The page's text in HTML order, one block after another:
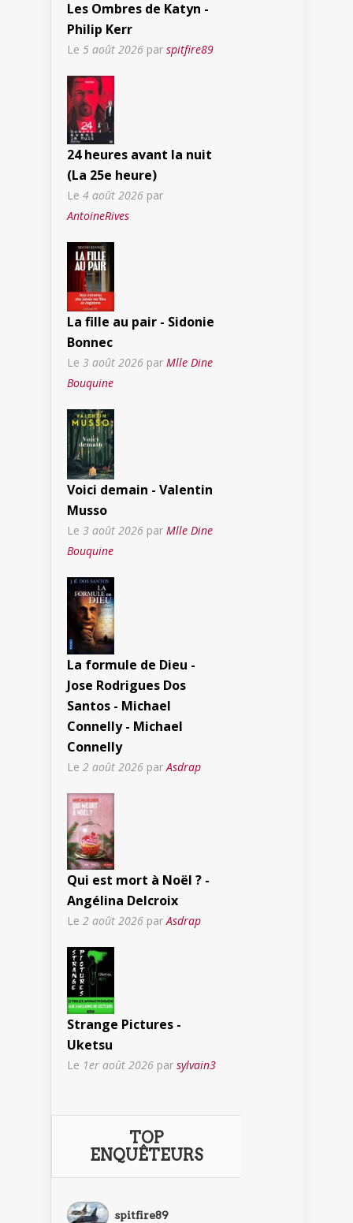
Les Ombres de Katyn -
Philip Kerr
Le 5 août 2026 par spitfire89
24 heures avant la nuit
(La 25e heure)
Le 4 août 2026 par
AntoineRives
La fille au pair - Sidonie
Bonnec
Le 3 août 2026 par Mlle Dine
Bouquine
Voici demain - Valentin
Musso
Le 3 août 2026 par Mlle Dine
Bouquine
La formule de Dieu -
Jose Rodrigues Dos
Santos - Michael
Connelly - Michael
Connelly
Le 2 août 2026 parAsdrap
Qui est mort à Noël ? -
Angélina Delcroix
Le 2 août 2026 par Asdrap
Strange Pictures -
Uketsu
Le 1er août 2026 par sylvain3
TOP
ENQUÊTEURS
spitfire89